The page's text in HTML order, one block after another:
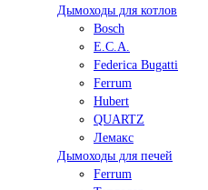
Дымоходы для котлов
Bosch
E.C.A.
Federica Bugatti
Ferrum
Hubert
QUARTZ
Лемакс
Дымоходы для печей
Ferrum